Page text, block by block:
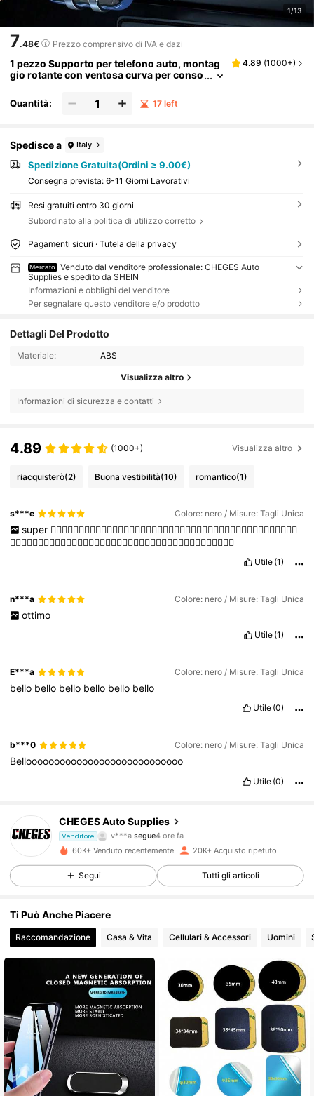
1/13
7.48€ Prezzo comprensivo di IVA e dazi
1 pezzo Supporto per telefono auto, montag
gio rotante con ventosa curva per conso
4.89 (1000+)
Quantità: 17 left
Spedisce a Italy
Spedizione Gratuita(Ordini ≥ 9.00€)
Consegna prevista: 6-11 Giorni Lavorativi
Resi gratuiti entro 30 giorni
Subordinato alla politica di utilizzo corretto
Pagamenti sicuri · Tutela della privacy
Mercato
Venduto dal venditore professionale: CHEGES Auto
Supplies e spedito da SHEIN
Informazioni e obblighi del venditore
Per segnalare questo venditore e/o prodotto
Dettagli Del Prodotto
Materiale: ABS
Visualizza altro
Informazioni di sicurezza e contatti
4.89 (1000+) Visualizza altro
riacquisterò(2) Buona vestibilità(10) romantico(1)
s***e Colore: nero / Misure: Tagli Unica
super 👍🏻👍🏻👍🏻👍🏻👍🏻👍🏻👍🏻👍🏻👍🏻👍🏻👍🏻👍🏻👍🏻👍🏻👍🏻👍🏻👍🏻👍🏻👍🏻👍🏻👍🏻👍🏻
👍🏻👍🏻👍🏻👍🏻👍🏻👍🏻👍🏻👍🏻👍🏻👍🏻👍🏻👍🏻👍🏻👍🏻👍🏻👍🏻👍🏻👍🏻👍🏻👍🏻
Utile (1)
n***a Colore: nero / Misure: Tagli Unica
ottimo
Utile (1)
E***a Colore: nero / Misure: Tagli Unica
bello bello bello bello bello bello
Utile (0)
b***0 Colore: nero / Misure: Tagli Unica
Belloooooooooooooooooooooooooooo
Utile (0)
CHEGES Auto Supplies
Venditore v***a segue4 ore fa
m***i
sta navigando
6.4K Follower
4.84 6.4K Follower
4.84 6.4K Follower
4.84 6.4K Follower
60K+ Venduto recentemente 20K+ Acquisto ripetuto
Segui Tutti gli articoli
Ti Può Anche Piacere
Raccomandazione Casa & Vita Cellulari & Accessori Uomini